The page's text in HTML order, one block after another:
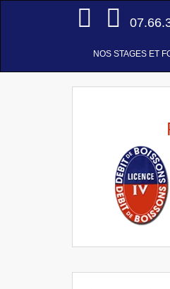
Accueil
NOS STAGES ET